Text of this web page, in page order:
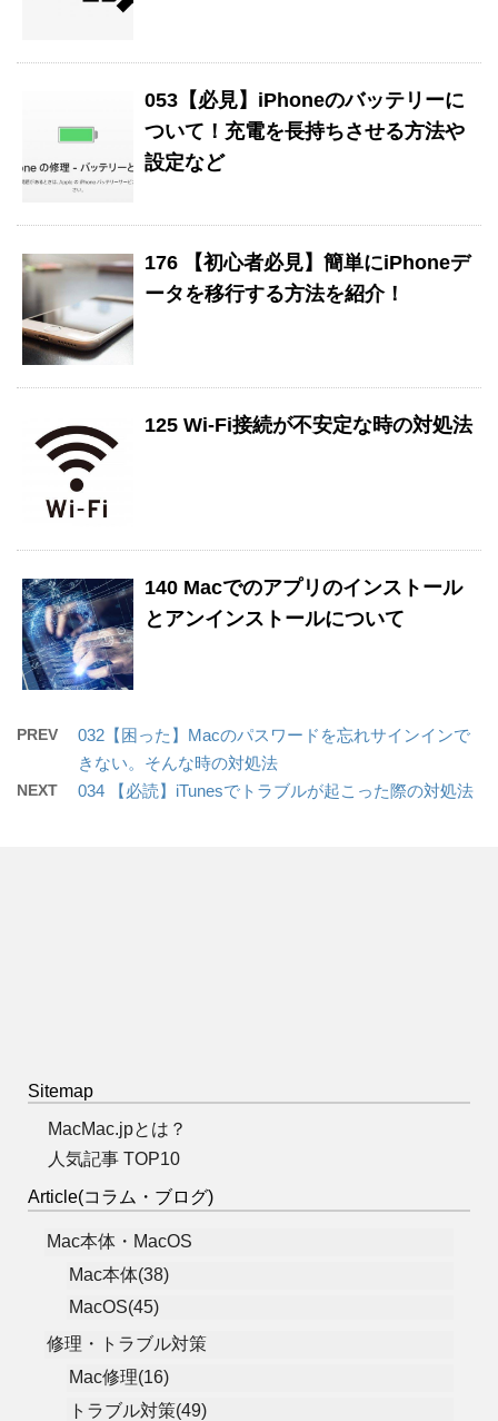
053【必見】iPhoneのバッテリーに
ついて！充電を長持ちさせる方法や
設定など
176 【初心者必見】簡単にiPhoneデ
ータを移行する方法を紹介！
125 Wi-Fi接続が不安定な時の対処法
140 Macでのアプリのインストール
とアンインストールについて
PREV
032【困った】Macのパスワードを忘れサインインで
きない。そんな時の対処法
NEXT 034 【必読】iTunesでトラブルが起こった際の対処法
Sitemap
MacMac.jpとは？
人気記事 TOP10
Article(コラム・ブログ)
Mac本体・MacOS
Mac本体(38)
MacOS(45)
修理・トラブル対策
Mac修理(16)
トラブル対策(49)